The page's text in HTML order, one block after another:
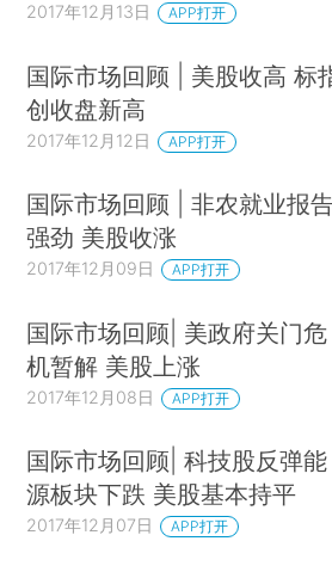
2017年12月13日 APP打开
国际市场回顾 | 美股收高 标
创收盘新高
2017年12月12日 APP打开
国际市场回顾 | 非农就业报
强劲 美股收涨
2017年12月09日 APP打开
国际市场回顾| 美政府关门危
机暂解 美股上涨
2017年12月08日 APP打开
国际市场回顾| 科技股反弹能
源板块下跌 美股基本持平
2017年12月07日 APP打开